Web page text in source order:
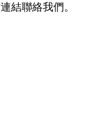
結聯絡我們。